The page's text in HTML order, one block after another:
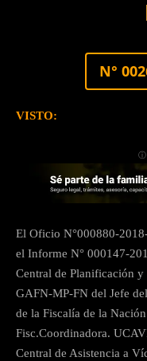
N°
VISTO:
ⓘ
El Oficio N°000880-
el Informe N° 000147-
Central de Planificación
GAFN-MP-FN del Jefe
de la Fiscalía de la
Fisc.Coordinadora.
Central de Asistencia a